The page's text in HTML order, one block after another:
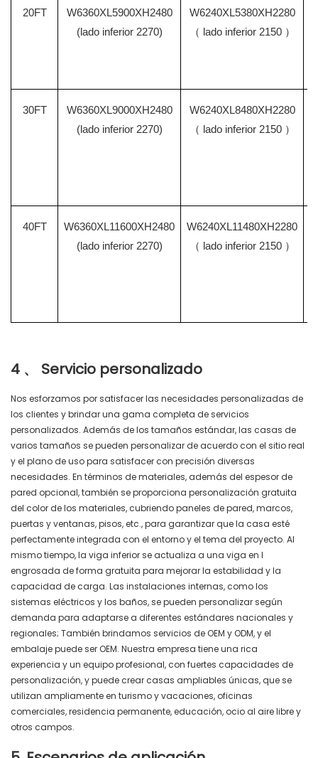
20FT
W6360XL5900XH2480
(lado inferior 2270)
W6240XL5380XH2280
（ lado inferior 2150 ）
30FT
W6360XL9000XH2480
(lado inferior 2270)
W6240XL8480XH2280
（ lado inferior 2150 ）
40FT
W6360XL11600XH2480
(lado inferior 2270)
W6240XL11480XH2280
（ lado inferior 2150 ）
4 、 Servicio personalizado
Nos esforzamos por satisfacer las necesidades personalizadas de
los clientes y brindar una gama completa de servicios
personalizados. Además de los tamaños estándar, las casas de
varios tamaños se pueden personalizar de acuerdo con el sitio real
y el plano de uso para satisfacer con precisión diversas
necesidades. En términos de materiales, además del espesor de
pared opcional, también se proporciona personalización gratuita
del color de los materiales, cubriendo paneles de pared, marcos,
puertas y ventanas, pisos, etc., para garantizar que la casa esté
perfectamente integrada con el entorno y el tema del proyecto. Al
mismo tiempo, la viga inferior se actualiza a una viga en I
engrosada de forma gratuita para mejorar la estabilidad y la
capacidad de carga. Las instalaciones internas, como los
sistemas eléctricos y los baños, se pueden personalizar según
demanda para adaptarse a diferentes estándares nacionales y
regionales; También brindamos servicios de OEM y ODM, y el
embalaje puede ser OEM. Nuestra empresa tiene una rica
experiencia y un equipo profesional, con fuertes capacidades de
personalización, y puede crear casas ampliables únicas, que se
utilizan ampliamente en turismo y vacaciones, oficinas
comerciales, residencia permanente, educación, ocio al aire libre y
otros campos.